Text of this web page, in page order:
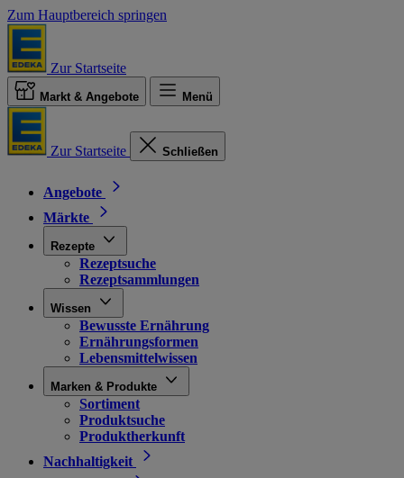
Zum Hauptbereich springen
Zur Startseite
Markt & Angebote Menü
Zur Startseite Schließen
Angebote
Märkte
Rezepte
Rezeptsuche
Rezeptsammlungen
Wissen
Bewusste Ernährung
Ernährungsformen
Lebensmittelwissen
Marken & Produkte
Sortiment
Produktsuche
Produktherkunft
Nachhaltigkeit